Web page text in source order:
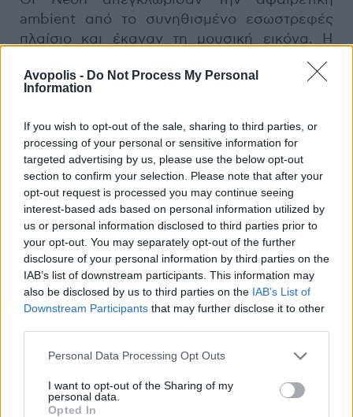
Avopolis - Do Not Process My Personal
Information
If you wish to opt-out of the sale, sharing to third parties, or
processing of your personal or sensitive information for
targeted advertising by us, please use the below opt-out
section to confirm your selection. Please note that after your
opt-out request is processed you may continue seeing
interest-based ads based on personal information utilized by
us or personal information disclosed to third parties prior to
your opt-out. You may separately opt-out of the further
disclosure of your personal information by third parties on the
IAB’s list of downstream participants. This information may
also be disclosed by us to third parties on the IAB’s List of
Downstream Participants that may further disclose it to other
Personal Data Processing Opt Outs
I want to opt-out of the Sharing of my
personal data.
Opted In
ambient από το συνηθισμένο εσωστρεφές
πλαίσιο και έκαναν τη μουσική εικόνα. Η
μουσική τους παλέτα έδωσε ζωή σε ένα
δίσκο κινηματογραφικό και σε συγχορδίες
που διεκδικούν όλη τη συναισθηματική σου
Imaginaires είναι ιδιόρρυθμα φωτεινό. Αρκεί
να κοιτάξεις προσεχτικά στις χαραμάδες του.
Previous Article Next Article
Ακολούθησε το Avopolis Network στο
Google News